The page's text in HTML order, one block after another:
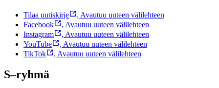
Tilaa uutiskirje , Avautuu uuteen välilehteen
Facebook
, Avautuu uuteen välilehteen
Instagram
, Avautuu uuteen välilehteen
YouTube
, Avautuu uuteen välilehteen
TikTok
, Avautuu uuteen välilehteen
S–ryhmä